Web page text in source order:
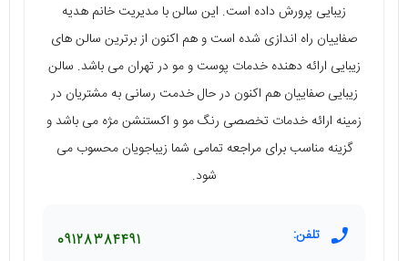
زیبایی پرورش داده است. این سالن با مدیریت خانم هدیه
صفاییان راه‌ اندازی شده است و هم اکنون از برترین سالن‌ های
زیبایی ارائه دهنده خدمات پوست و مو در تهران می‌ باشد. سالن
زیبایی صفاییان هم اکنون در حال خدمت رسانی به مشتریان در
زمینه ارائه خدمات تخصصی رنگ مو و اکستنشن مژه می‌ باشد و
گزینه مناسب برای مراجعه تمامی شما زیباجویان محسوب می‌
شود.
تلفن: 09128384491